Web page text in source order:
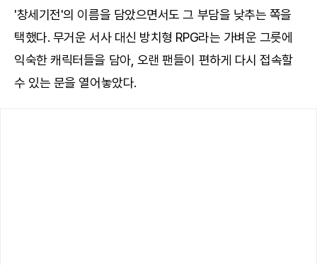
'창세기전'의 이름을 담았으면서도 그 부담을 낮추는 쪽을
택했다. 무거운 서사 대신 방치형 RPG라는 가벼운 그릇에
익숙한 캐릭터들을 담아, 오랜 팬들이 편하게 다시 접속할
수 있는 문을 열어놓았다.